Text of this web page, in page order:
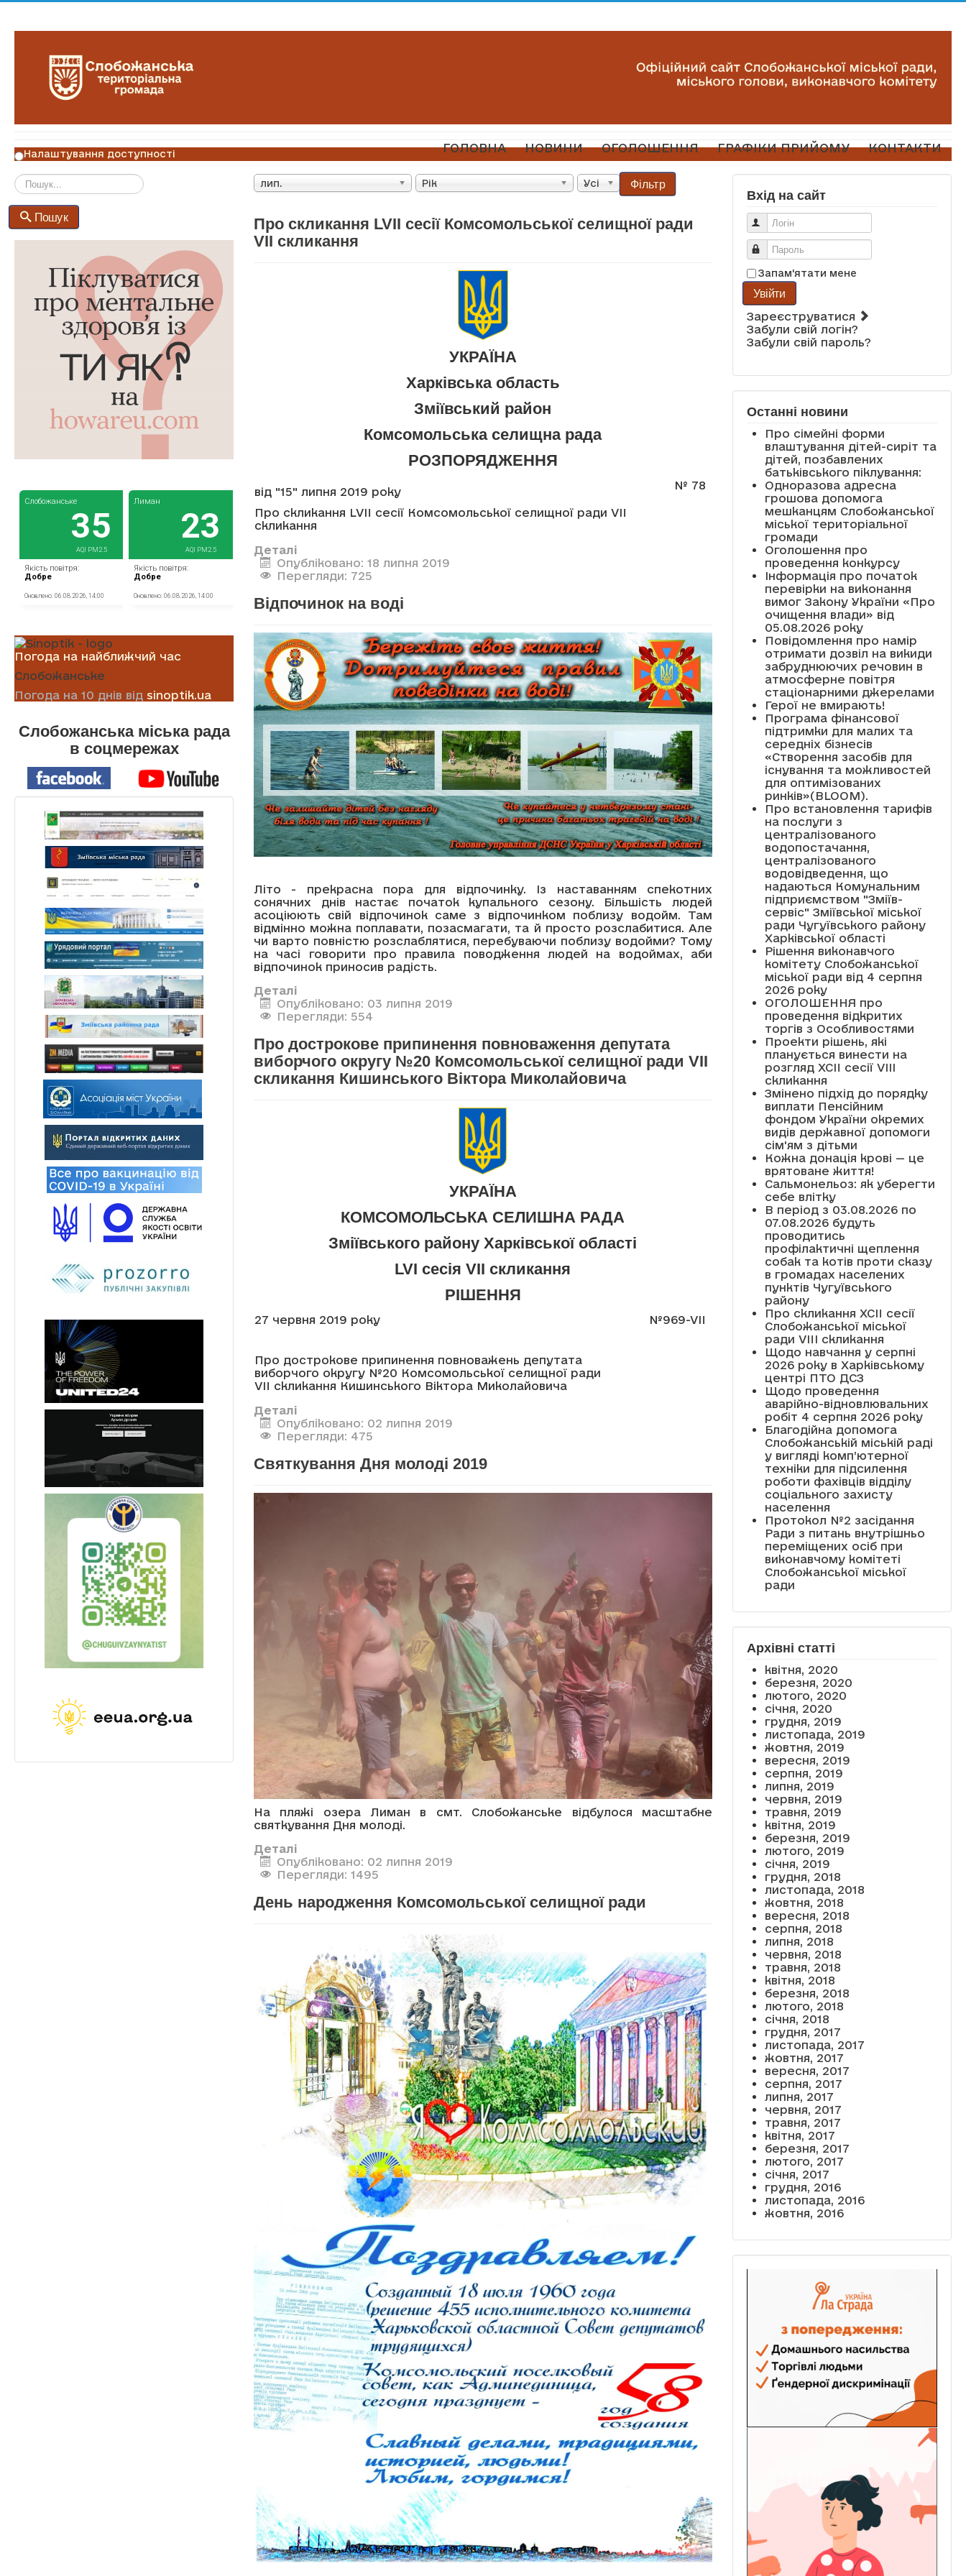
ГОЛОВНА НОВИНИ ОГОЛОШЕННЯ ГРАФІКИ ПРИЙОМУ КОНТАКТИ
Налаштування доступності
Пошук
Погода на найближчий час
Слобожанське
Погода на 10 днів від sinoptik.ua
Слобожанська міська рада
в соцмережах
лип. Рік Усі Фільтр
Про скликання LVII сесії Комсомольської селищної ради
VII скликання
УКРАЇНА
Харківська область
Зміївський район
Комсомольська селищна рада
РОЗПОРЯДЖЕННЯ
від "15" липня 2019 року № 78
Про скликання LVII сесії Комсомольської селищної ради VII
скликання
Деталі
Опубліковано: 18 липня 2019
Перегляди: 725
Відпочинок на воді
Літо - прекрасна пора для відпочинку. Із наставанням спекотних
сонячних днів настає початок купального сезону. Більшість людей
асоціюють свій відпочинок саме з відпочинком поблизу водойм. Там
відмінно можна поплавати, позасмагати, та й просто розслабитися. Але
чи варто повністю розслаблятися, перебуваючи поблизу водойми? Тому
на часі говорити про правила поводження людей на водоймах, аби
відпочинок приносив радість.
Деталі
Опубліковано: 03 липня 2019
Перегляди: 554
Про дострокове припинення повноваження депутата
виборчого округу №20 Комсомольської селищної ради VII
скликання Кишинського Віктора Миколайовича
УКРАЇНА
КОМСОМОЛЬСЬКА СЕЛИШНА РАДА
Зміївського району Харківської області
LVI сесія VII скликання
РІШЕННЯ
27 червня 2019 року №969-VII
Про дострокове припинення повноважень депутата
виборчого округу №20 Комсомольської селищної ради
VII скликання Кишинського Віктора Миколайовича
Деталі
Опубліковано: 02 липня 2019
Перегляди: 475
Святкування Дня молоді 2019
На пляжі озера Лиман в смт. Слобожанське відбулося масштабне
святкування Дня молоді.
Деталі
Опубліковано: 02 липня 2019
Перегляди: 1495
День народження Комсомольської селищної ради
Вхід на сайт
Логін
Пароль
Запам'ятати мене
Увійти
Зареєструватися
Забули свій логін?
Забули свій пароль?
Останні новини
Про сімейні форми
влаштування дітей-сиріт та
дітей, позбавлених
батьківського піклування:
Одноразова адресна
грошова допомога
мешканцям Слобожанської
міської територіальної
громади
Оголошення про
проведення конкурсу
Інформація про початок
перевірки на виконання
вимог Закону України «Про
очищення влади» від
05.08.2026 року
Повідомлення про намір
отримати дозвіл на викиди
забруднюючих речовин в
атмосферне повітря
стаціонарними джерелами
Герої не вмирають!
Програма фінансової
підтримки для малих та
середніх бізнесів
«Створення засобів для
існування та можливостей
для оптимізованих
ринків»(BLOOM).
Про встановлення тарифів
на послуги з
централізованого
водопостачання,
централізованого
водовідведення, що
надаються Комунальним
підприємством "Зміїв-
сервіс" Зміївської міської
ради Чугуївського району
Харківської області
Рішення виконавчого
комітету Слобожанської
міської ради від 4 серпня
2026 року
ОГОЛОШЕННЯ про
проведення відкритих
торгів з Особливостями
Проекти рішень, які
планується винести на
розгляд XCII сесії VІІІ
скликання
Змінено підхід до порядку
виплати Пенсійним
фондом України окремих
видів державної допомоги
сім'ям з дітьми
Кожна донація крові — це
врятоване життя!
Сальмонельоз: як уберегти
себе влітку
В період з 03.08.2026 по
07.08.2026 будуть
проводитись
профілактичні щеплення
собак та котів проти сказу
в громадах населених
пунктів Чугуївського
району
Про скликання XCII сесії
Слобожанської міської
ради VIII скликання
Щодо навчання у серпні
2026 року в Харківському
центрі ПТО ДСЗ
Щодо проведення
аварійно-відновлювальних
робіт 4 серпня 2026 року
Благодійна допомога
Слобожанській міській раді
у вигляді комп’ютерної
техніки для підсилення
роботи фахівців відділу
соціального захисту
населення
Протокол №2 засідання
Ради з питань внутрішньо
переміщених осіб при
виконавчому комітеті
Слобожанської міської
ради
Архівні статті
квітня, 2020
березня, 2020
лютого, 2020
січня, 2020
грудня, 2019
листопада, 2019
жовтня, 2019
вересня, 2019
серпня, 2019
липня, 2019
червня, 2019
травня, 2019
квітня, 2019
березня, 2019
лютого, 2019
січня, 2019
грудня, 2018
листопада, 2018
жовтня, 2018
вересня, 2018
серпня, 2018
липня, 2018
червня, 2018
травня, 2018
квітня, 2018
березня, 2018
лютого, 2018
січня, 2018
грудня, 2017
листопада, 2017
жовтня, 2017
вересня, 2017
серпня, 2017
липня, 2017
червня, 2017
травня, 2017
квітня, 2017
березня, 2017
лютого, 2017
січня, 2017
грудня, 2016
листопада, 2016
жовтня, 2016